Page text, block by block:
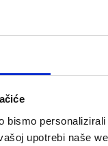
bismo
upotrebi naše